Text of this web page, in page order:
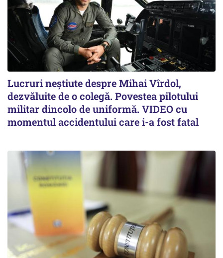
Lucruri neștiute despre Mihai Vîrdol,
dezvăluite de o colegă. Povestea pilotului
militar dincolo de uniformă. VIDEO cu
momentul accidentului care i-a fost fatal